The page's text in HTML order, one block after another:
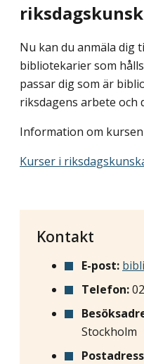
Nu kan du anmäla dig
bibliotekarier som
passar dig som är
riksdagens arbete och
Information om kursen
Kurser i
Kontakt
E-post:
Telefon:
Stockholm
Postadress